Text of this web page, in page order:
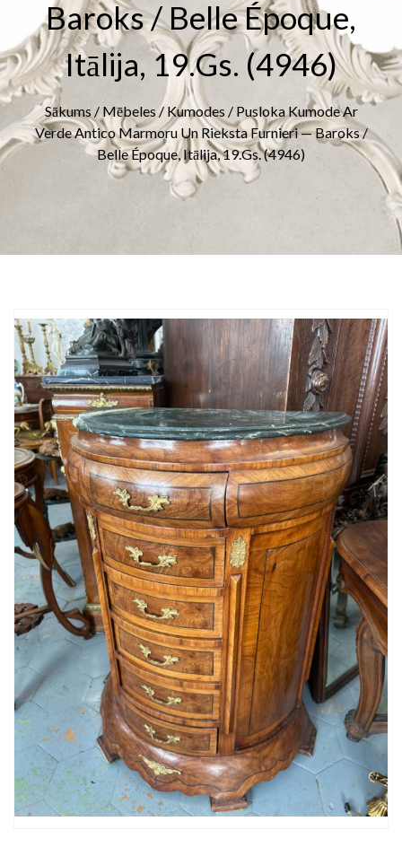
Baroks / Belle Époque,
Itālija, 19.gs. (4946)
Sākums / Mēbeles/ Kumodes / Pusloka Kumode Ar
Verde Antico Marmoru Un Rieksta Furnieri — Baroks /
Belle Époque, Itālija, 19.gs. (4946)